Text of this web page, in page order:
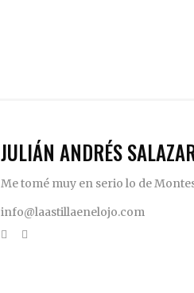
JULIÁN ANDRÉS
Me tomé muy en serio lo de
info@laastillaenelojo.com